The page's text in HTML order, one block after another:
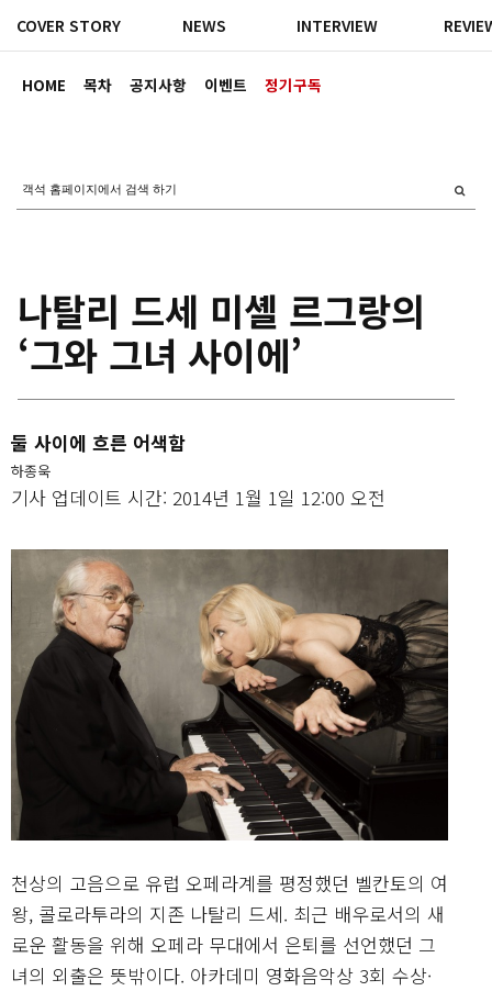
HOME 목차 공지사항 이벤트 정기구독
COVER STORY NEWS INTERVIEW
나탈리 드세 미셸 르그랑의
‘그와 그녀 사이에’
둘 사이에 흐른 어색함
하종욱
기사 업데이트 시간: 2014년 1월 1일 12:00 오전
천상의 고음으로 유럽 오페라계를 평정했던 벨칸토의 여
왕, 콜로라투라의 지존 나탈리 드세. 최근 배우로서의 새
로운 활동을 위해 오페라 무대에서 은퇴를 선언했던 그
녀의 외출은 뜻밖이다. 아카데미 영화음악상 3회 수상·